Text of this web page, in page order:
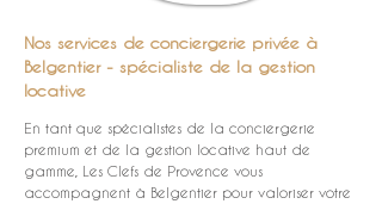
Nos services de conciergerie privée à
Belgentier - spécialiste de la gestion
locative
En tant que spécialistes de la conciergerie
premium et de la gestion locative haut de
gamme, Les Clefs de Provence vous
accompagnent à Belgentier pour valoriser votre